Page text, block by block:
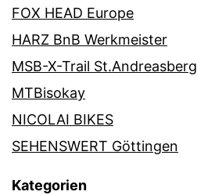
FOX HEAD Europe
HARZ BnB Werkmeister
MSB-X-Trail St.Andreasberg
MTBisokay
NICOLAI BIKES
SEHENSWERT Göttingen
Kategorien